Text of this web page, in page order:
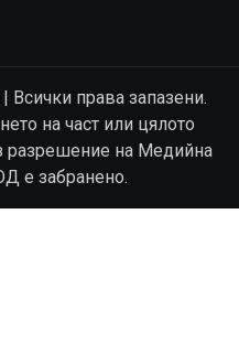
права запазени.
на част или цялото
разрешение на Медийна
е забранено.